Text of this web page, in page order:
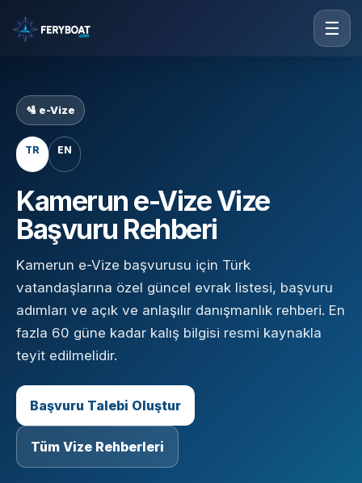
☰
🛂 e-Vize
TR EN
Kamerun e-Vize Vize
Başvuru Rehberi
Kamerun e-Vize başvurusu için Türk
vatandaşlarına özel güncel evrak listesi, başvuru
adımları ve açık ve anlaşılır danışmanlık rehberi. En
fazla 60 güne kadar kalış bilgisi resmi kaynakla
teyit edilmelidir.
Başvuru Talebi Oluştur
Tüm Vize Rehberleri